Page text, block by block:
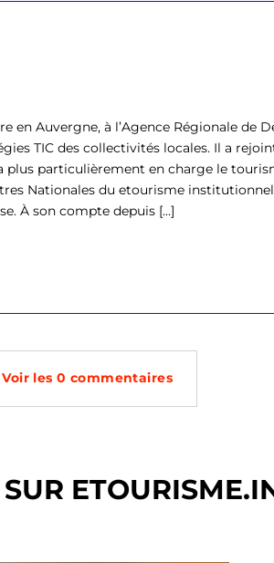
en Auvergne, à l’Agence Régionale de
TIC des collectivités locales. Il a
plus particulièrement en charge le
Nationales du etourisme
À son compte depuis [...]
Voir les 0 commentaires